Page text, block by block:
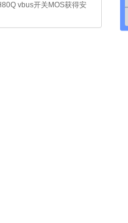
vbus开关MOS获得安